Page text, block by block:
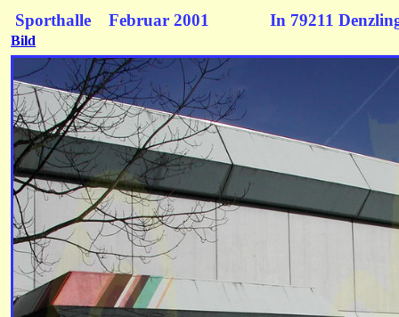
Sporthalle Februar 2001 In 79211
Bild